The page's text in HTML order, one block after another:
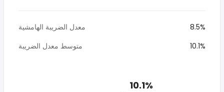
معدل الضريبة الهامشية
8.5%
متوسط معدل الضريبة
10.1%
10.1%